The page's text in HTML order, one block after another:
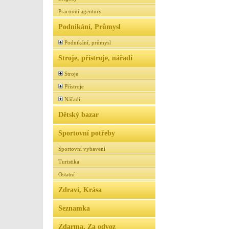
Pracovní agentury
Podnikání, Průmysl
Podnikání, průmysl
Stroje, přístroje, nářadí
Stroje
Přístroje
Nářadí
Dětský bazar
Sportovní potřeby
Sportovní vybavení
Turistika
Ostatní
Zdraví, Krása
Seznamka
Zdarma, Za odvoz